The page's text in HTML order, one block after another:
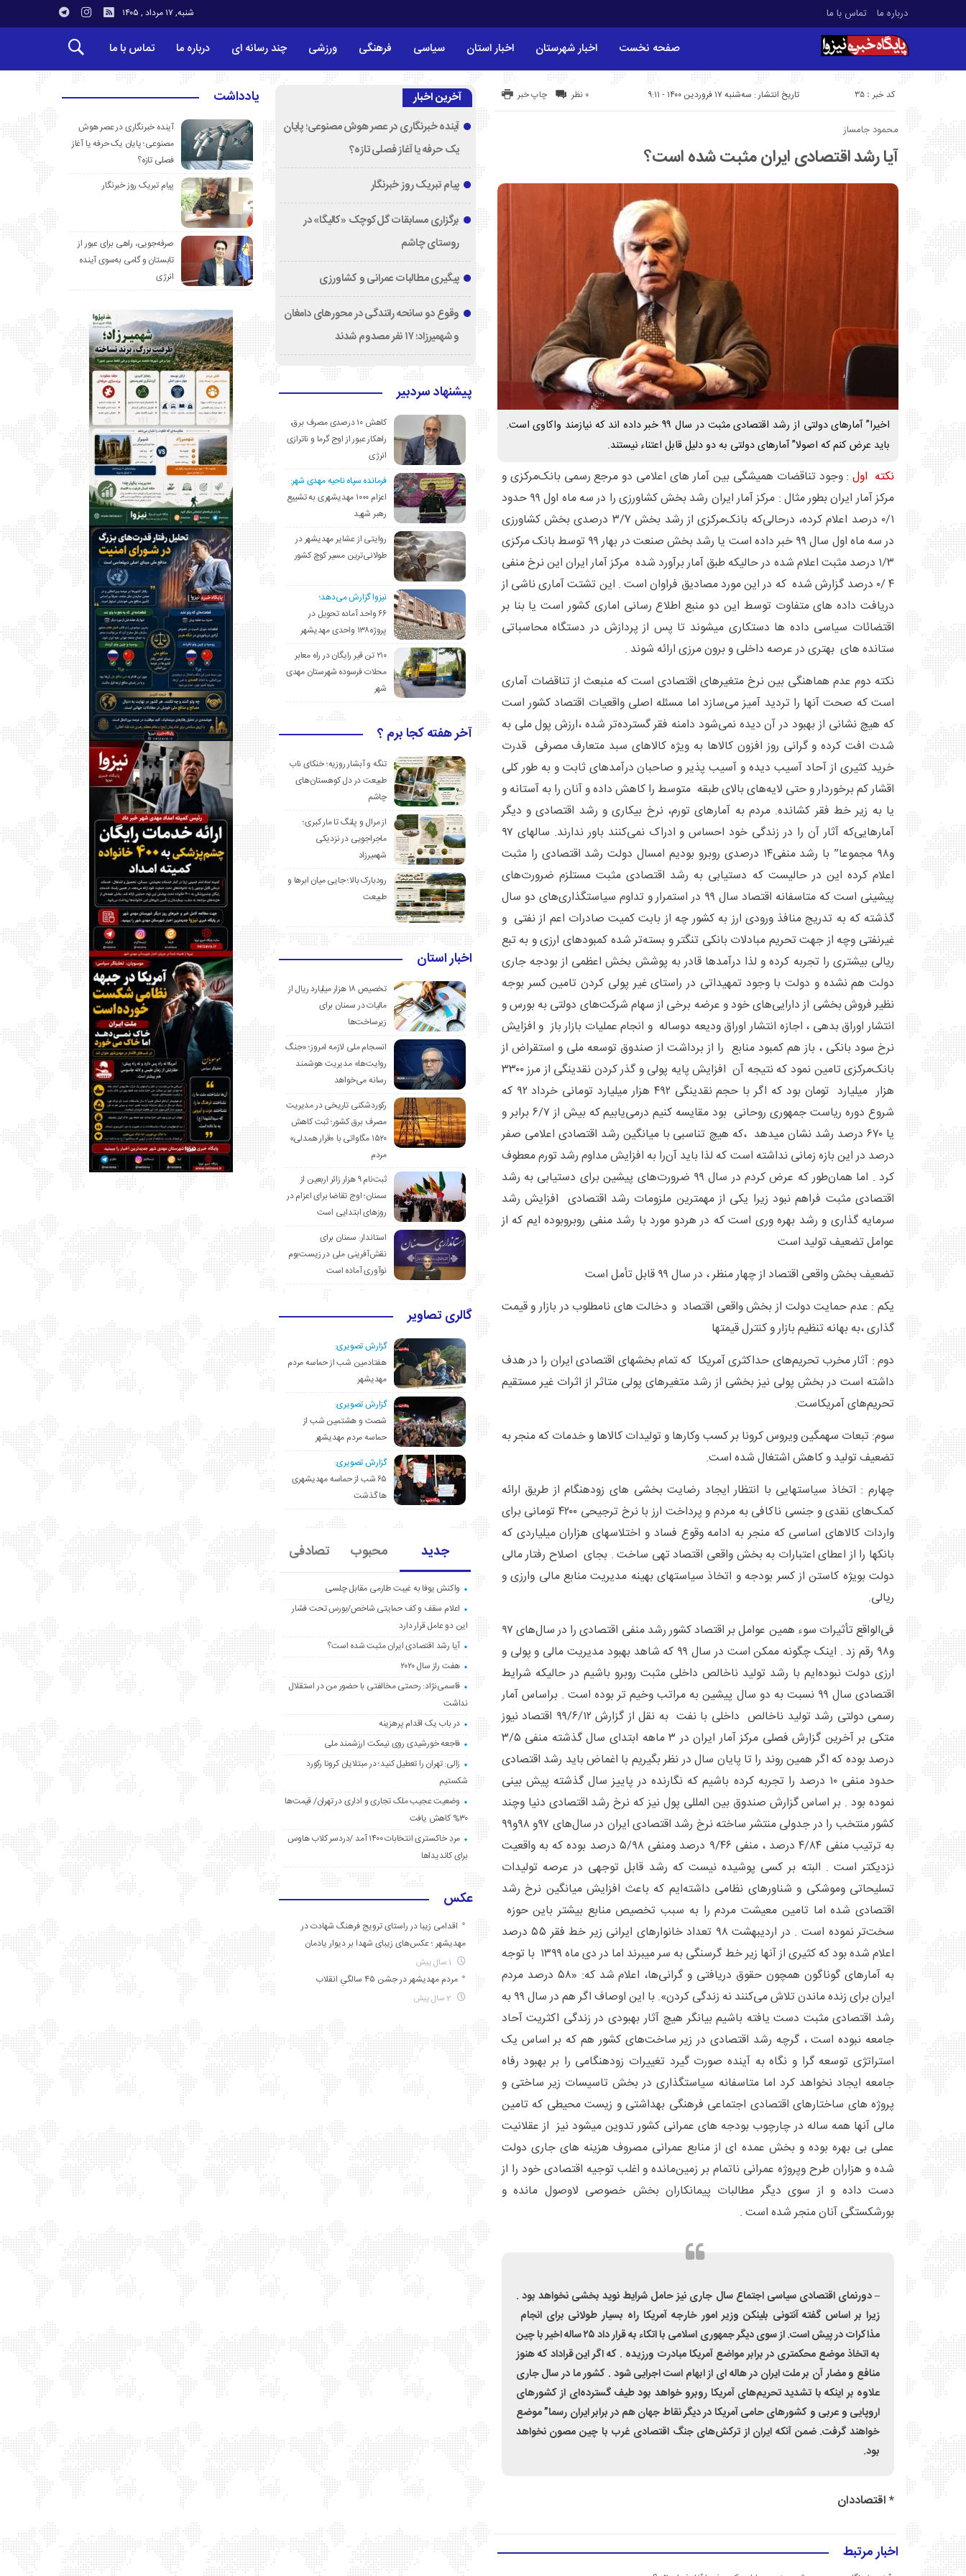
درباره ما تماس با ما شنبه, ۱۷ مرداد , ۱۴۰۵
صفحه نخست اخبار شهرستان اخبار استان سیاسی فرهنگی ورزشی چند رسانه ای درباره ما تماس با ما
تاریخ انتشار : سه‌شنبه ۱۷ فروردین ۱۴۰۰ - ۹:۱۱ کد خبر : 35 چاپ خبر ۰ نظر
محمود جامساز
آیا رشد اقتصادی ایران مثبت شده است؟
اخیرا” آمارهای دولتی از رشد اقتصادی مثبت در سال ۹۹ خبر داده اند که نیازمند واکاوی است.
باید عرض کنم که اصولا” آمارهای دولتی به دو دلیل قابل اعتناء نیستند.
نکته اول :وجود تناقضات همیشگی بین آمار های اعلامی دو مرجع رسمی بانک‌مرکزی و
مرکز آمار ایران بطور مثال : مرکز آمار ایران رشد بخش کشاورزی را در سه ماه اول ۹۹ حدود
۰/۱ درصد اعلام کرده، درحالی‌که بانک‌مرکزی از رشد بخش ۳/۷ً درصدی بخش کشاورزی
در سه ماه اول سال ۹۹ خبر داده است یا رشد بخش صنعت در بهار ۹۹ توسط بانک مرکزی
۱/۳ درصد مثبت اعلام شده در حالیکه طبق آمار برآورد شده مرکز آمار ایران این نرخ منفی
۴ /۰ درصد گزارش شده که در این مورد مصادیق فراوان است . این تشتت آماری ناشی از
دریافت داده های متفاوت توسط این دو منبع اطلاع رسانی اماری کشور است یا بنا بر
اقتضائات سیاسی داده ها دستکاری میشوند تا پس از پردازش در دستگاه محاسباتی
ستانده های بهتری در عرصه داخلی و برون مرزی ارائه شوند .
نکته دوم عدم هماهنگی بین نرخ متغیرهای اقتصادی است که منبعث از تناقضات آماری
است که صحت آنها را تردید آمیز می‌سازد اما مسئله اصلی واقعیات اقتصاد کشور است
که هیچ نشانی از بهبود در آن دیده نمی‌شود دامنه فقر گسترده‌تر شده ،ارزش پول ملی به
شدت افت کرده و گرانی روز افزون کالاها به ویژه کالاهای سبد متعارف مصرفی قدرت
خرید کثیری از آحاد آسیب دیده و آسیب پذیر و صاحبان درآمدهای ثابت و به طور کلی
اقشار کم برخوردار و حتی لایه‌های بالای طبقه متوسط را کاهش داده و آنان را به آستانه و
یا به زیر خط فقر کشانده. مردم به آمارهای تورم، نرخ بیکاری و رشد اقتصادی و دیگر
آمارهایی‌که‌ آثار آن را در زندگی خود احساس و ادراک نمی‌کنند باور ندارند. سالهای ۹۷
و۹۸ مجموعا” با رشد منفی۱۴ درصدی روبرو بودیم امسال دولت رشد اقتصادی را مثبت
اعلام کرده این در حالیست که دستیابی به رشد اقتصادی مثبت مستلزم ضرورت‌های
پیشینی است که متاسفانه اقتصاد سال ۹۹ در استمرار و تداوم سیاستگذاری‌های دو سال
گذشته که به تدریج منافذ ورودی ارز به کشور چه از بابت کمیت صادرات اعم از نفتی و
غیرنفتی وچه از جهت تحریم مبادلات بانکی تنگتر و بسته‌تر شده کمبودهای ارزی و به تبع
ریالی بیشتری را تجربه کرده و لذا درآمدها قادر به پوشش بخش اعظمی از بودجه جاری
دولت هم نشده و دولت با وجود تمهیداتی در راستای غیر پولی کردن تامین کسر بوجه
نظیر فروش بخشی از دارایی‌های خود و عرضه برخی از سهام شرکت‌های دولتی به بورس و
انتشار اوراق بدهی ، اجازه انتشار اوراق ودیعه دوساله و انجام عملیات بازار باز و افزایش
نرخ سود بانکی ، باز هم کمبود منابع را از برداشت از صندوق توسعه ملی و استقراض از
بانک‌مرکزی تامین نمود که نتیجه آن افزایش پایه پولی و گذر کردن نقدینگی از مرز ۳۳۰۰
هزار میلیارد تومان بود که اگر با حجم نقدینگی ۴۹۲ هزار میلیارد تومانی خرداد ۹۲ که
شروع دوره ریاست جمهوری روحانی بود مقایسه کنیم درمی‌یابیم که بیش از ۶/۷ برابر و
یا ۶۷۰ درصد رشد نشان میدهد ،که هیچ تناسبی با میانگین رشد اقتصادی اعلامی صفر
درصد در این بازه زمانی نداشته است که لذا باید آن‌را به افزایش مداوم رشد تورم معطوف
کرد . اما همان‌طور که عرض کردم در سال ۹۹ ضرورت‌های پیشین برای دستیابی به رشد
اقتصادی مثبت فراهم نبود زیرا یکی از مهمترین ملزومات رشد اقتصادی افزایش رشد
سرمایه گذاری و رشد بهره وری است که در هردو مورد با رشد منفی روبروبوده ایم که از
عوامل تضعیف تولید است
تضعیف بخش واقعی اقتصاد از چهار منظر ، در سال ۹۹ قابل تأمل است
یکم : عدم حمایت دولت از بخش واقعی اقتصاد و دخالت های نامطلوب در بازار و قیمت
گذاری ،به بهانه تنظیم بازار و کنترل قیمتها
دوم : آثار مخرب تحریم‌های حداکثری آمریکا که تمام بخشهای اقتصادی ایران را در هدف
داشته است در بخش پولی نیز بخشی از رشد متغیرهای پولی متاثر از اثرات غیر مستقیم
تحریم‌های آمریکاست.
سوم: تبعات سهمگین ویروس کرونا بر کسب وکارها و تولیدات کالاها و خدمات که منجر به
تضعیف تولید و کاهش اشتغال شده است.
چهارم : اتخاذ سیاستهایی با انتظار ایجاد رضایت بخشی های زودهنگام از طریق ارائه
کمک‌های نقدی و جنسی ناکافی به مردم و پرداخت ارز با نرخ ترجیحی ۴۲۰۰ تومانی برای
واردات کالاهای اساسی که منجر به ادامه وقوع فساد و اختلاسهای هزاران میلیاردی که
بانکها را از اعطای اعتبارات به بخش واقعی اقتصاد تهی ساخت . بجای اصلاح رفتار مالی
دولت بویژه کاستن از کسر بودجه و اتخاذ سیاستهای بهینه مدیریت منابع مالی وارزی و
ریالی.
فی‌الواقع تأثیرات سوء همین عوامل بر اقتصاد کشور رشد منفی اقتصادی را در سال‌های ۹۷
و۹۸ رقم زد . اینک چگونه ممکن است در سال ۹۹ که شاهد بهبود مدیریت مالی و پولی و
ارزی دولت نبوده‌ایم با رشد تولید ناخالص داخلی مثبت روبرو باشیم در حالیکه شرایط
اقتصادی سال ۹۹ نسبت به دو سال پیشین به مراتب وخیم تر بوده است . براساس آمار
رسمی دولتی رشد تولید ناخالص داخلی با نفت به نقل از گزارش ۹۹/۶/۱۲ اقتصاد نیوز
متکی بر آخرین گزارش فصلی مرکز آمار ایران در ۳ ماهه ابتدای سال گذشته منفی ۳/۵
درصد بوده که اگر همین روند را تا پایان سال در نظر بگیریم با اغماض باید رشد اقتصادی
حدود منفی ۱۰ درصد را تجربه کرده باشیم که نگارنده در پاییز سال گذشته پیش بینی
نموده بود . بر اساس گزارش صندوق بین المللی پول نیز که نرخ رشد اقتصادی دنیا وچند
کشور منتخب را در جدولی منتشر ساخته نرخ رشد اقتصادی ایران در سال‌های ۹۷و ۹۸و۹۹
به ترتیب منفی ۴/۸۴ درصد ، منفی ۹/۴۶ درصد ومنفی ۵/۹۸ درصد بوده که به واقعیت
نزدیکتر است . البته بر کسی پوشیده نیست که رشد قابل توجهی در عرصه تولیدات
تسلیحاتی وموشکی و شناورهای نظامی داشته‌ایم که باعث افزایش میانگین نرخ رشد
اقتصادی شده اما تامین معیشت مردم را به سبب تخصیص منابع بیشتر باین حوزه
سخت‌تر نموده است . در اردیبهشت ۹۸ تعداد خانوارهای ایرانی زیر خط فقر ۵۵ درصد
اعلام شده بود که کثیری از آنها زیر خط گرسنگی به سر میبرند اما در دی ماه ۱۳۹۹ با توجه
به آمارهای گوناگون همچون حقوق دریافتی و گرانی‌ها، اعلام شد که: «۵۸ درصد مردم
ایران برای زنده ماندن تلاش می‌کنند نه زندگی کردن». با این اوصاف اگر هم در سال ۹۹ به
رشد اقتصادی مثبت دست یافته باشیم بیانگر هیچ آثار بهبودی در زندگی اکثریت آحاد
جامعه نبوده است ، گرچه رشد اقتصادی در زیر ساخت‌های کشور هم که بر اساس یک
استراتژی توسعه گرا و نگاه به آینده صورت گیرد تغییرات زودهنگامی را بر بهبود رفاه
جامعه ایجاد نخواهد کرد اما متاسفانه سیاستگذاری در بخش تاسیسات زیر ساختی و
پروژه های ساختارهای اقتصادی اجتماعی فرهنگی بهداشتی و زیست محیطی که تامین
مالی آنها همه ساله در چارچوب بودجه های عمرانی کشور تدوین میشود نیز از عقلانیت
عملی بی بهره بوده و بخش عمده ای از منابع عمرانی مصروف هزینه های جاری دولت
شده و هزاران طرح ‌وپروژه عمرانی ناتمام بر زمین‌مانده و اغلب توجیه اقتصادی خود را از
دست داده و از سوی دیگر مطالبات پیمانکاران بخش خصوصی لاوصول مانده و
بورشکستگی آنان منجر شده است .
– دورنمای اقتصادی سیاسی اجتماع سال جاری نیز حامل شرایط نوید بخشی نخواهد بود .
زیرا بر اساس گفته آنتونی بلینکن وزیر امور خارجه آمریکا راه بسیار طولانی برای انجام
مذاکرات در پیش است. از سوی دیگر جمهوری اسلامی با اتکاء به قرار داد ۲۵ ساله اخیر با چین‌
به اتخاذ موضع محکمتری در برابر مواضع آمریکا مبادرت ورزیده . که اگر این قراداد که هنوز
منافع و مضار آن بر ملت ایران‌ در هاله ای از ابهام است اجرایی شود . کشور ما در سال جاری
علاوه بر اینکه با تشدید تحریم‌های آمریکا روبرو خواهد بود طیف گسترده‌ای از کشورهای
اروپایی و عربی و کشورهای حامی آمریکا در دیگر نقاط جهان هم در برابر ایران رسما” موضع
خواهند گرفت. ضمن آنکه ایران از ترکش‌های جنگ اقتصادی غرب با چین مصون نخواهد
بود.
* اقتصاددان
اخبار مرتبط
آخرین اخبار
آینده خبرنگاری در عصر هوش مصنوعی؛ پایان
یک حرفه یا آغاز فصلی تازه؟
پیام تبریک روز خبرنگار
برگزاری مسابقات گل‌کوچک «کالیگا» در
روستای چاشم
پیگیری مطالبات عمرانی و کشاورزی
وقوع دو سانحه رانندگی در محورهای دامغان
و شهمیرزاد؛ ۱۷ نفر مصدوم شدند
پیشنهاد سردبیر
کاهش ۱۰ درصدی مصرف برق،
راهکار عبور از اوج گرما و ناترازی
انرژی
فرمانده سپاه ناحیه مهدی شهر:
اعزام ۱۰۰۰ مهدیشهری به تشییع
رهبر شهید
روایتی از عشایر مهدیشهر در
طولانی‌ترین مسیر کوچ کشور
نیزوا گزارش می‌دهد؛
۶۶ واحد آماده تحویل در
پروژه۱۳۸ واحدی مهدیشهر
۲۱۰ تن قیر رایگان در راه معابر
محلات فرسوده شهرستان مهدی
شهر
آخر هفته کجا برم ؟
تنگه و آبشار روزیه؛ خنکای ناب
طبیعت در دل کوهستان‌های
چاشم
از مرال و پلنگ تا مار کبری؛
ماجراجویی در نزدیکی
شهمیرزاد
رودبارک بالا؛ جایی میان ابرها و
طبیعت
اخبار استان
تخصیص ۱۸ هزار میلیارد ریال از
مالیات در سمنان برای
زیرساخت‌ها
انسجام ملی لازمه امروز؛ «جنگ
روایت‌ها» مدیریت هوشمند
رسانه می‌خواهد
رکوردشکنی تاریخی در مدیریت
مصرف برق کشور؛ ثبت کاهش
۱۵۲۰ مگاواتی با «قرار همدلی»
مردم
ثبت‌نام ۹ هزار زائر اربعین از
سمنان؛ اوج تقاضا برای اعزام در
روزهای ابتدایی است
استاندار: سمنان برای
نقش‌آفرینی ملی در زیست‌بوم
نوآوری آماده است
گالری تصاویر
گزارش تصویری:
هفتادمین شب از حماسه مردم
مهدیشهر
گزارش تصویری:
شصت و هشتمین شب از
حماسه مردم مهدیشهر
گزارش تصویری:
۶۵ شب از حماسه مهدیشهری
ها گذشت
جدید محبوب تصادفی
واکنش یوفا به غیبت طارمی مقابل چلسی
اعلام سقف و کف حمایتی شاخص/بورس تحت فشار
این دو عامل قرار دارد
آیا رشد اقتصادی ایران مثبت شده است؟
هفت راز سال ۲۰۲۰
قاسمی‌نژاد: رحمتی مخالفتی با حضور من در استقلال
نداشت
در باب یک اقدام پرهزینه
فاجعه خورشیدی روی نیمکت ارزشمند ملی
زالی: تهران را تعطیل کنید؛ در مبتلایان کرونا رکورد
شکستیم
وضعیت عجیب ملک تجاری و اداری در تهران/ قیمت‌ها
۳۰% کاهش یافت
مردِ خاکستری انتخابات ۱۴۰۰ آمد /دردسر کلاب هاوس
برای کاندیداها
عکس
اقدامی زیبا در راستای ترویج فرهنگ شهادت در
مهدیشهر ؛ عکس‌های زیبای شهدا بر دیوار یادمان
مردم مهدیشهر در جشن ۴۵ سالگیِ انقلاب
یادداشت
آینده خبرنگاری در عصر هوش
مصنوعی؛ پایان یک حرفه یا آغاز
فصلی تازه؟
پیام تبریک روز خبرنگار
صرفه‌جویی، راهی برای عبور از
تابستان و گامی به‌سوی آینده
انرژی